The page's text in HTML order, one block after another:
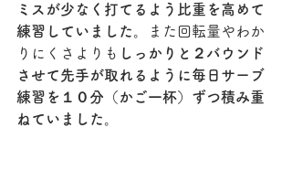
ミスが少なく打てるよう比重を高めて
練習していました。
また回転量やわか
りにくさよりも しっかりと２バウンド
させて先手が取れるように毎日サーブ
練習を１０分（かご一杯）ずつ積み重
ねていました。